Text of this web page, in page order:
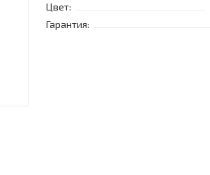
Цвет:
Гарантия: